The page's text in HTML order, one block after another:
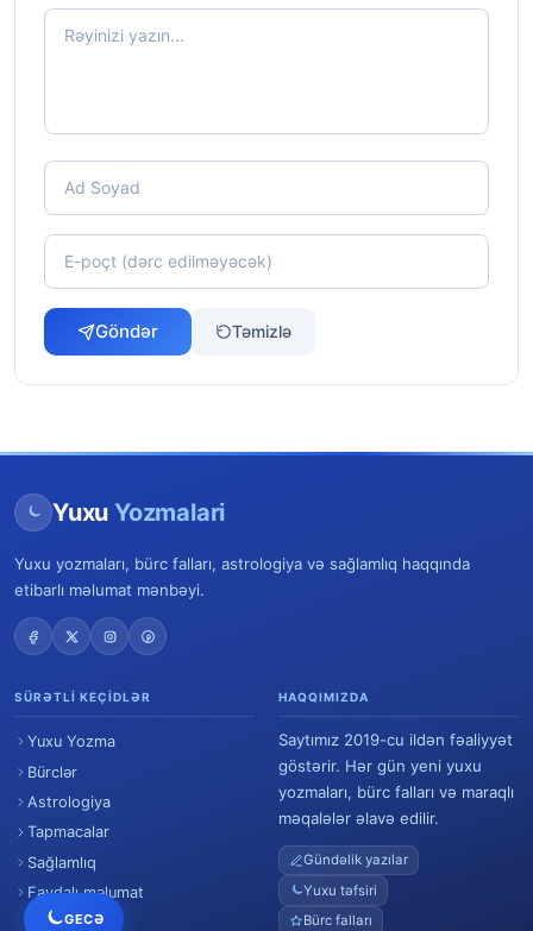
GECƏ
Göndər Təmizlə
Yuxu Yozmalari
Yuxu yozmaları, bürc falları, astrologiya və sağlamlıq haqqında
etibarlı məlumat mənbəyi.
SÜRƏTLI KEÇIDLƏR
Yuxu Yozma
Bürclər
Astrologiya
Tapmacalar
Sağlamlıq
Faydalı məlumat
HAQQIMIZDA
Saytımız 2019-cu ildən fəaliyyət
göstərir. Hər gün yeni yuxu
yozmaları, bürc falları və maraqlı
məqalələr əlavə edilir.
Gündəlik yazılar
Yuxu təfsiri
Bürc falları